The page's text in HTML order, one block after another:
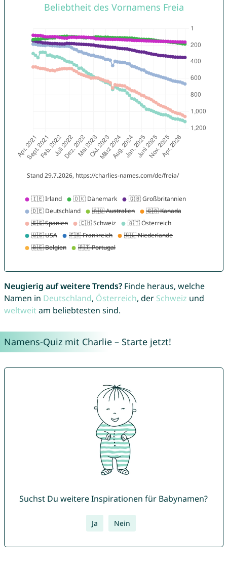
Neugierig auf weitere Trends?Finde heraus, welche
Namen in Deutschland, Österreich, der Schweiz und
weltweitam beliebtesten sind.
Namens-Quiz mit Charlie – Starte jetzt!
Suchst Du weitere Inspirationen für Babynamen?
Ja Nein